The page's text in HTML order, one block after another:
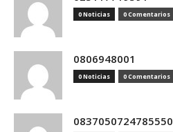
0 Noticias 0 Comentarios
0806948001
0 Noticias 0 Comentarios
0837050724785550